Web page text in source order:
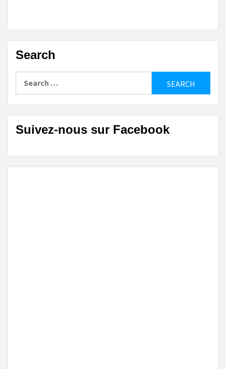
Search
Suivez-nous sur Facebook